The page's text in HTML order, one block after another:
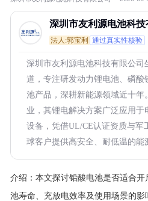
深圳市友利源电池科技
法人:郭宝利 通过真实性核验
深圳市友利源电池科技有限公司
道，专注研发动力锂电池、磷酸
池产品，深耕新能源领域近十年
业，其锂电解决方案广泛应用于
设备，凭借UL/CE认证资质与军
球客户提供高安全、耐低温的能
介绍： 本文探讨铅酸电池是否适合
池寿命、充放电效率及使用场景的影